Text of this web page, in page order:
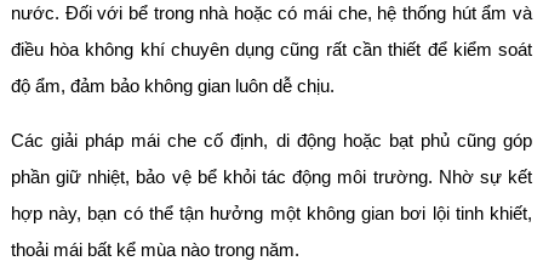
nước. Đối với bể trong nhà hoặc có mái che, hệ thống hút ẩm và
điều hòa không khí chuyên dụng cũng rất cần thiết để kiểm soát
độ ẩm, đảm bảo không gian luôn dễ chịu.
Các giải pháp mái che cố định, di động hoặc bạt phủ cũng góp
phần giữ nhiệt, bảo vệ bể khỏi tác động môi trường. Nhờ sự kết
hợp này, bạn có thể tận hưởng một không gian bơi lội tinh khiết,
thoải mái bất kể mùa nào trong năm.